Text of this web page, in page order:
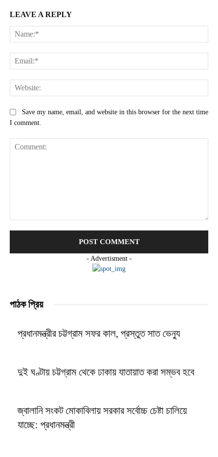
LEAVE A REPLY
Save my name, email, and website in this browser for the next time
I comment.
- Advertisment -
পাঠক প্রিয়
প্রধানমন্ত্রীর চট্টগ্রাম সফর কাল, প্রস্তুত সাত ভেন্যু
দুই ঘণ্টায় চট্টগ্রাম থেকে ঢাকায় যাতায়াত করা সম্ভব হবে
জ্বালানি সংকট মোকাবিলায় সরকার সর্বোচ্চ চেষ্টা চালিয়ে
যাচ্ছে: প্রধানমন্ত্রী